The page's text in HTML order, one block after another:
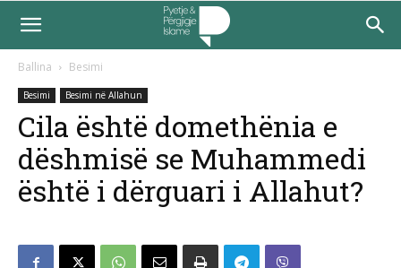
Ballina Besimi
Besimi Besimi në Allahun
Cila është domethënia e
dëshmisë se Muhammedi
është i dërguari i Allahut?